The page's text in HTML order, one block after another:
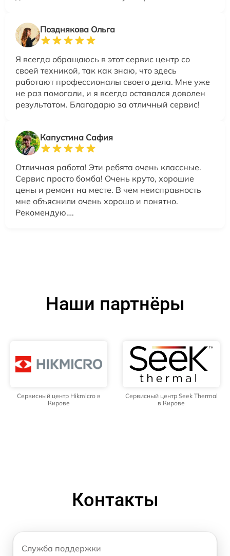
Позднякова Ольга
Я всегда обращаюсь в этот сервис центр со
своей техникой, так как знаю, что здесь
работают профессионалы своего дела. Мне уже
не раз помогали, и я всегда оставался доволен
результатом. Благодарю за отличный сервис!
Капустина Сафия
Отличная работа! Эти ребята очень классные.
Сервис просто бомба! Очень круто, хорошие
цены и ремонт на месте. В чем неисправность
мне объяснили очень хорошо и понятно.
Рекомендую….
Наши партнёры
Сервисный центр Hikmicro в
Кирове
Сервисный центр Seek Thermal
в Кирове
Контакты
Служба поддержки